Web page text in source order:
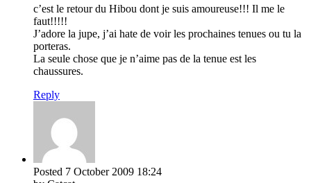
c’est le retour du Hibou dont je suis amoureuse!!! Il me le
faut!!!!!
J’adore la jupe, j’ai hate de voir les prochaines tenues ou tu la
porteras.
La seule chose que je n’aime pas de la tenue est les
chaussures.
Reply
Posted 7 October 2009 18:24